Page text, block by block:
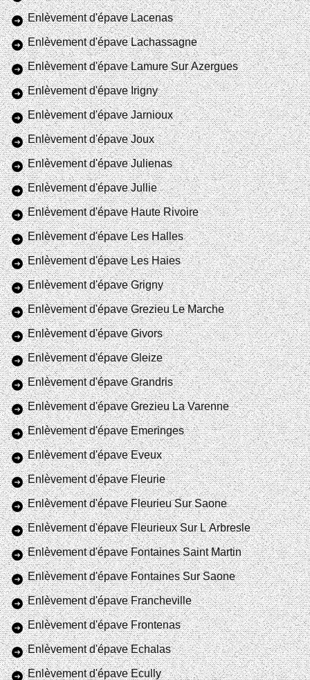
Enlèvement d'épave Lacenas
Enlèvement d'épave Lachassagne
Enlèvement d'épave Lamure Sur Azergues
Enlèvement d'épave Irigny
Enlèvement d'épave Jarnioux
Enlèvement d'épave Joux
Enlèvement d'épave Julienas
Enlèvement d'épave Jullie
Enlèvement d'épave Haute Rivoire
Enlèvement d'épave Les Halles
Enlèvement d'épave Les Haies
Enlèvement d'épave Grigny
Enlèvement d'épave Grezieu Le Marche
Enlèvement d'épave Givors
Enlèvement d'épave Gleize
Enlèvement d'épave Grandris
Enlèvement d'épave Grezieu La Varenne
Enlèvement d'épave Emeringes
Enlèvement d'épave Eveux
Enlèvement d'épave Fleurie
Enlèvement d'épave Fleurieu Sur Saone
Enlèvement d'épave Fleurieux Sur L Arbresle
Enlèvement d'épave Fontaines Saint Martin
Enlèvement d'épave Fontaines Sur Saone
Enlèvement d'épave Francheville
Enlèvement d'épave Frontenas
Enlèvement d'épave Echalas
Enlèvement d'épave Ecully